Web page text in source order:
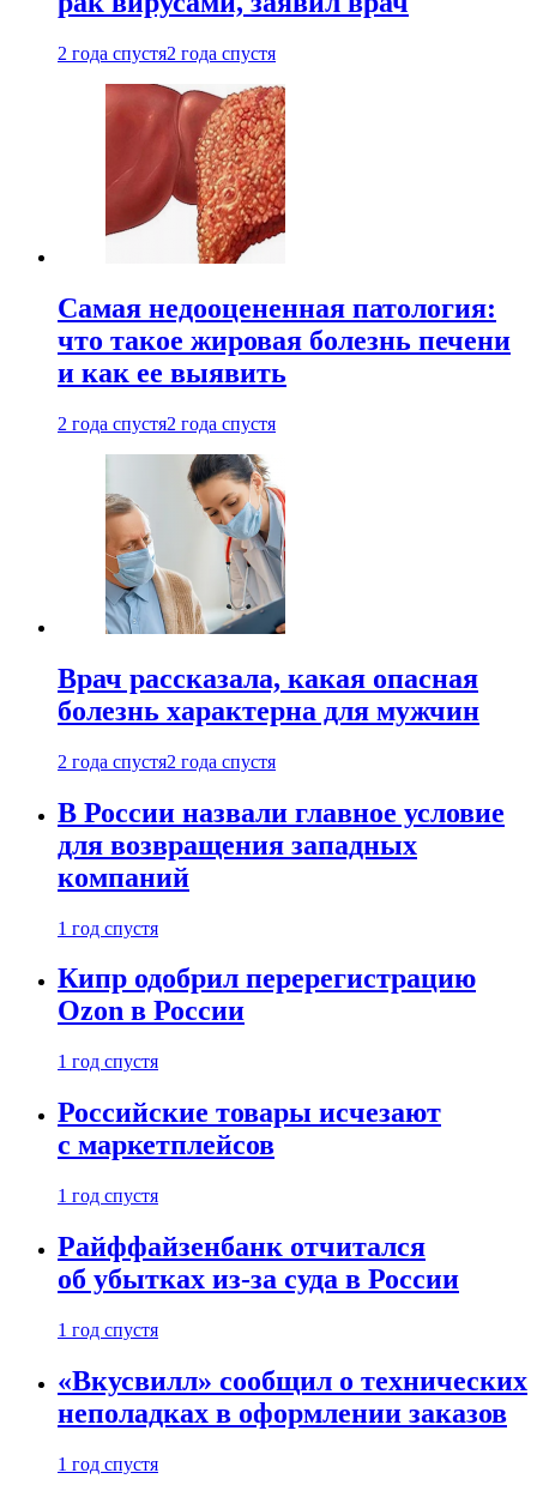
2 года спустя2 года спустя
Самая недооцененная патология:
что такое жировая болезнь печени
и как ее выявить
2 года спустя2 года спустя
Врач рассказала, какая опасная
болезнь характерна для мужчин
2 года спустя2 года спустя
В России назвали главное условие
для возвращения западных
компаний
1 год спустя
Кипр одобрил перерегистрацию
Ozon в России
1 год спустя
Российские товары исчезают
с маркетплейсов
1 год спустя
Райффайзенбанк отчитался
об убытках из-за суда в России
1 год спустя
«Вкусвилл» сообщил о технических
неполадках в оформлении заказов
1 год спустя